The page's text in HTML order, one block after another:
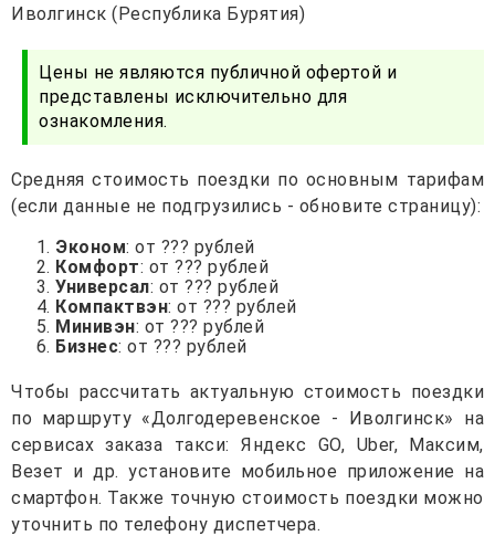
Иволгинск (Республика Бурятия)
Цены не являются публичной офертой и
представлены исключительно для
ознакомления.
Средняя стоимость поездки по основным тарифам
(если данные не подгрузились - обновите страницу):
Эконом: от ??? рублей
Комфорт: от ??? рублей
Универсал: от ??? рублей
Компактвэн: от ??? рублей
Минивэн: от ??? рублей
Бизнес: от ??? рублей
Чтобы рассчитать актуальную стоимость поездки
по маршруту «Долгодеревенское - Иволгинск» на
сервисах заказа такси: Яндекс GO, Uber, Максим,
Везет и др. установите мобильное приложение на
смартфон. Также точную стоимость поездки можно
уточнить по телефону диспетчера.